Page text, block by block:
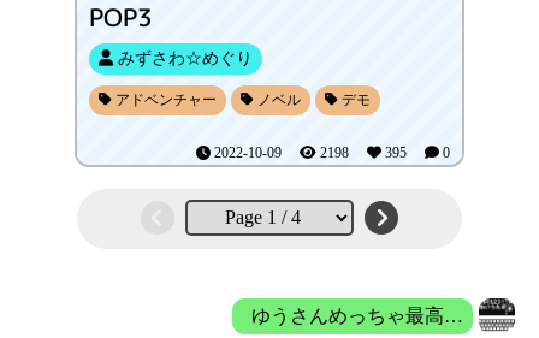
POP3
みずさわ☆めぐり
アドベンチャー ノベル デモ
2022-10-09 2198 395 0
ゆうさんめっちゃ最高！！